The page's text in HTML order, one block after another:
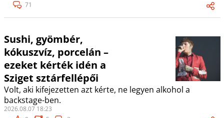
71
Sushi, gyömbér,
kókuszvíz, porcelán –
ezeket kérték idén a
Sziget sztárfellépői
Volt, aki kifejezetten azt kérte, ne legyen alkohol a
backstage-ben.
2026.08.07 18:23